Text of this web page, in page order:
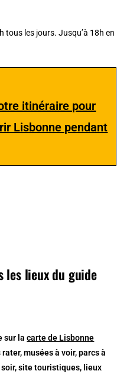
tous les jours. Jusqu’à 18h en
itinéraire pour
Lisbonne pendant
les lieux du guide
sur lacarte de Lisbonne
musées à voir, parcs à
site touristiques, lieux